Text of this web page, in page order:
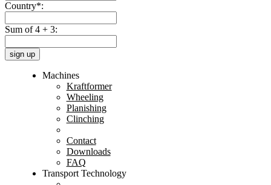
Country*:
Sum of 4 + 3:
sign up
Machines
Kraftformer
Wheeling
Planishing
Clinching
Contact
Downloads
FAQ
Transport Technology